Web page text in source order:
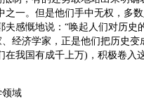
之一。但是他们手中无权，多
感慨地说：“唤起人们对历史
经济学家，正是他们把历史变
在我国有成千上万)，积极卷入
域